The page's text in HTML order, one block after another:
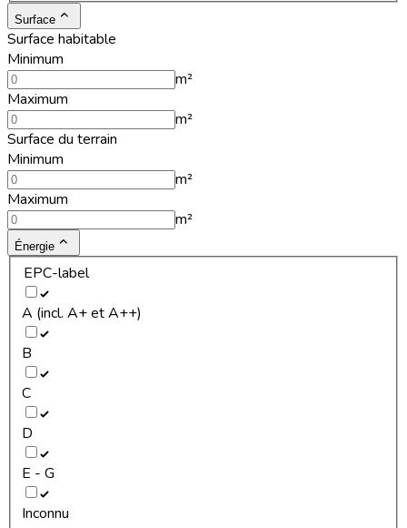
Surface
Surface habitable
Minimum
m²
Maximum
m²
Surface du terrain
Minimum
m²
Maximum
m²
Énergie
EPC-label
A (incl. A+ et A++)
B
C
D
E - G
Inconnu